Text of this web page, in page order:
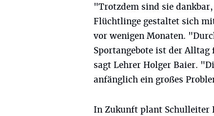
"Trotzdem sind sie
Flüchtlinge gestaltet sich
vor wenigen Monaten.
Sportangebote ist der
sagt Lehrer Holger Baier.
anfänglich ein großes
In Zukunft plant Schulleiter